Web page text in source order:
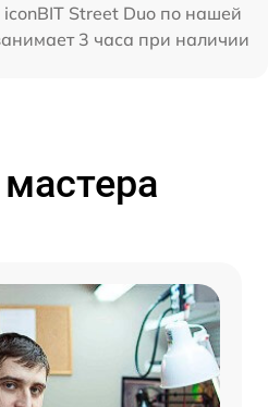
Street Duo по нашей
3 часа при наличии